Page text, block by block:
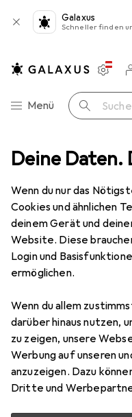
Deine Daten.
Wenn du nur das
Cookies und ähnlichen
deinem Gerät und
Website. Diese
Login und
ermöglichen.
Wenn du allem
darüber hinaus nutzen,
zu zeigen, unsere
Werbung auf unseren
anzuzeigen. Dazu
Dritte und
Galaxus
Schneller finden
Navigation nach
Menü Suche
Gesamtsortiment
Spielzeug
EntdeckenForum
Bestseller